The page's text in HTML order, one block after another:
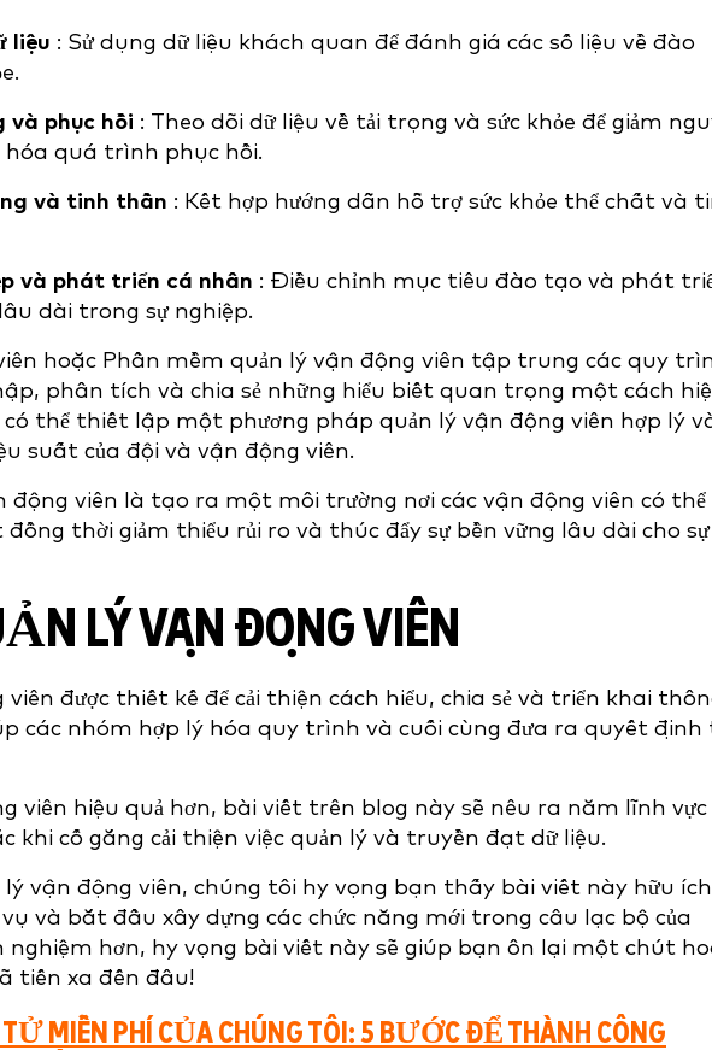
liệu : Sử dụng dữ liệu khách quan để đánh giá các số liệu về đào
và phục hồi : Theo dõi dữ liệu về tải trọng và sức khỏe để giảm
hóa quá trình phục hồi.
và tinh thần : Kết hợp hướng dẫn hỗ trợ sức khỏe thể chất và
và phát triển cá nhân : Điều chỉnh mục tiêu đào tạo và phát
dài trong sự nghiệp.
hoặc Phần mềm quản lý vận động viên tập trung các quy
phân tích và chia sẻ những hiểu biết quan trọng một cách
có thể thiết lập một phương pháp quản lý vận động viên hợp lý
suất của đội và vận động viên.
động viên là tạo ra một môi trường nơi các vận động viên có thể
thời giảm thiểu rủi ro và thúc đẩy sự bền vững lâu dài cho sự
LÝ VẬN ĐỘNG VIÊN
viên được thiết kế để cải thiện cách hiểu, chia sẻ và triển khai
các nhóm hợp lý hóa quy trình và cuối cùng đưa ra quyết
viên hiệu quả hơn, bài viết trên blog này sẽ nêu ra năm lĩnh vực
khi cố gắng cải thiện việc quản lý và truyền đạt dữ liệu.
vận động viên, chúng tôi hy vọng bạn thấy bài viết này hữu ích
và bắt đầu xây dựng các chức năng mới trong câu lạc bộ của
nghiệm hơn, hy vọng bài viết này sẽ giúp bạn ôn lại một chút
tiến xa đến đâu!
MIỄN PHÍ CỦA CHÚNG TÔI: 5 BƯỚC ĐỂ THÀNH CÔNG